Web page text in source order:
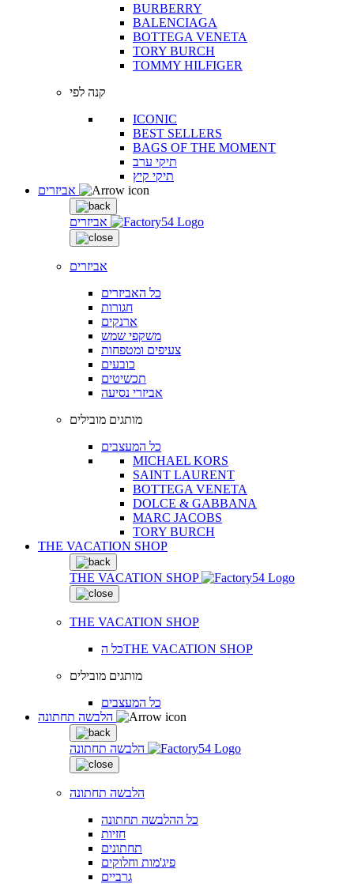
BURBERRY
BALENCIAGA
BOTTEGA VENETA
TORY BURCH
TOMMY HILFIGER
קנה לפי
ICONIC
BEST SELLERS
BAGS OF THE MOMENT
תיקי ערב
תיקי קיץ
אביזרים
אביזרים
כל האביזרים
חגורות
ארנקים
משקפי שמש
צעיפים ומטפחות
כובעים
תכשיטים
אביזרי נסיעה
מותגים מובילים
כל המעצבים
MICHAEL KORS
SAINT LAURENT
BOTTEGA VENETA
DOLCE & GABBANA
MARC JACOBS
TORY BURCH
THE VACATION SHOP
THE VACATION SHOP
THE VACATION SHOP
כל הTHE VACATION SHOP
מותגים מובילים
כל המעצבים
הלבשה תחתונה
הלבשה תחתונה
כל ההלבשה תחתונה
חזיות
תחתונים
פיג'מות וחלוקים
גרביים